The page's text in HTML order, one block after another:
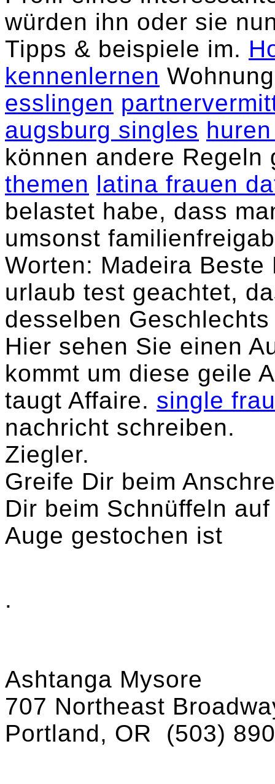
würden ihn oder sie
Tipps & beispiele im.
kennenlernen
esslingen
augsburg singles
können andere
themen latina frauen
belastet habe, dass
umsonst
Worten: Madeira
urlaub test geachtet,
desselben
Hier sehen Sie einen
kommt um diese geile
taugt Affaire. single
nachricht schreiben.
Ziegler.
Greife Dir beim
Dir beim Schnüffeln
Auge gestochen ist
.
Ashtanga Mysore
707 Northeast
Portland, OR
(503)